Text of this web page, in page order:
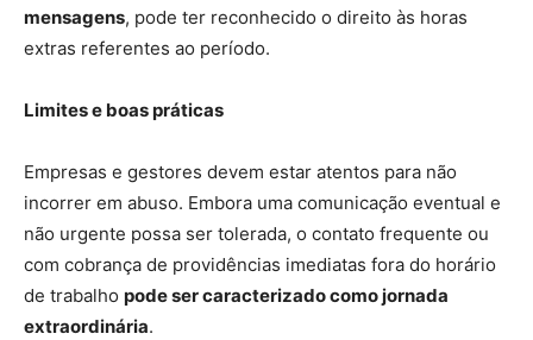
mensagens, pode ter reconhecido o direito às horas
extras referentes ao período.
Limites e boas práticas
Empresas e gestores devem estar atentos para não
incorrer em abuso. Embora uma comunicação eventual e
não urgente possa ser tolerada, o contato frequente ou
com cobrança de providências imediatas fora do horário
de trabalho pode ser caracterizado como jornada
extraordinária.